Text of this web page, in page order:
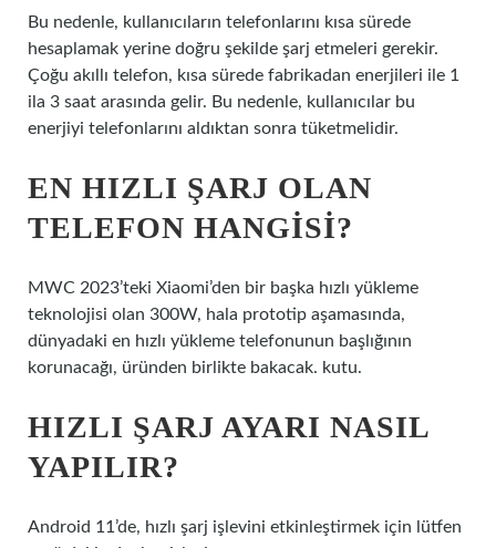
Bu nedenle, kullanıcıların telefonlarını kısa sürede
hesaplamak yerine doğru şekilde şarj etmeleri gerekir.
Çoğu akıllı telefon, kısa sürede fabrikadan enerjileri ile 1
ila 3 saat arasında gelir. Bu nedenle, kullanıcılar bu
enerjiyi telefonlarını aldıktan sonra tüketmelidir.
EN HIZLI ŞARJ OLAN
TELEFON HANGISI?
MWC 2023’teki Xiaomi’den bir başka hızlı yükleme
teknolojisi olan 300W, hala prototip aşamasında,
dünyadaki en hızlı yükleme telefonunun başlığının
korunacağı, üründen birlikte bakacak. kutu.
HIZLI ŞARJ AYARI NASIL
YAPILIR?
Android 11’de, hızlı şarj işlevini etkinleştirmek için lütfen